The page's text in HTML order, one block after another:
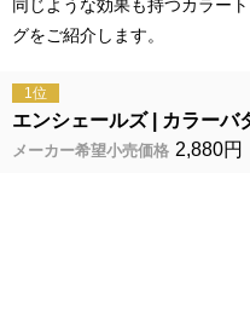
同じような効果も持つカラー
グをご紹介します。
1位
エンシェールズ カラーバ
メーカー希望小売価格 2,880円